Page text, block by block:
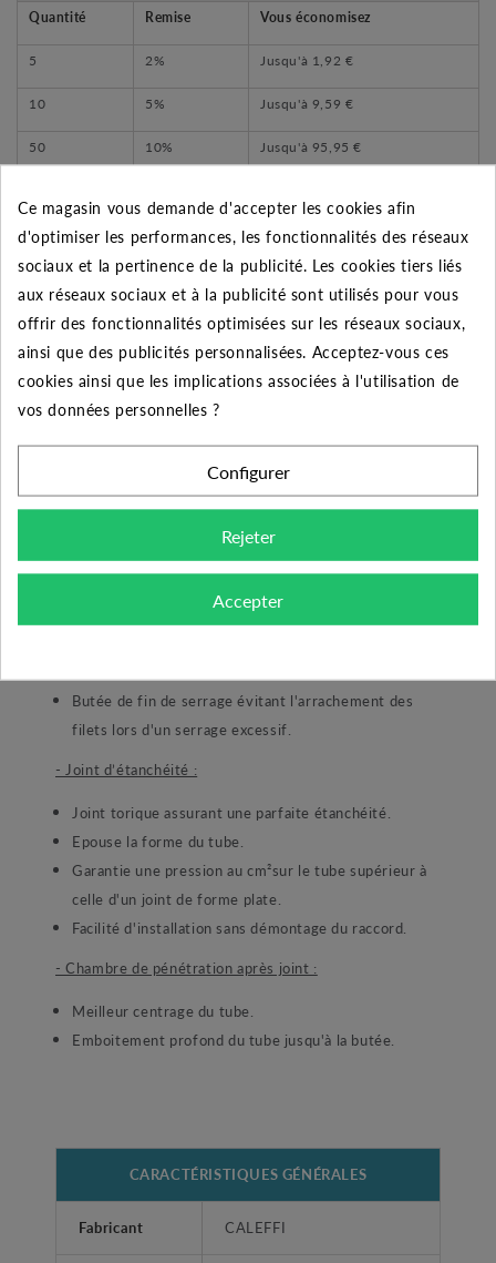
Quantité Remise Vous économisez
5 2% Jusqu'à 1,92 €
10 5% Jusqu'à 9,59 €
50 10% Jusqu'à 95,95 €
DESCRIPTION DU PRODUIT
- Bague d'accroche du tube :
Renforcée avec 3 crantages usinés pour une
meilleure accroche.
Profil étudié pour faciliter la pénétration du tube et
éviter son arrachement.
Meilleure amplitude de serrage grâce à une
ouverture importante de la bague.
- Ecrou de serrage laiton matricé :
Filetage fin métrique.
Butée de fin de serrage évitant l'arrachement des
filets lors d'un serrage excessif.
- Joint d’étanchéité :
Joint torique assurant une parfaite étanchéité.
Epouse la forme du tube.
Garantie une pression au cm²sur le tube supérieur à
celle d'un joint de forme plate.
Facilité d'installation sans démontage du raccord.
- Chambre de pénétration après joint :
Meilleur centrage du tube.
Emboitement profond du tube jusqu'à la butée.
CARACTÉRISTIQUES GÉNÉRALES
Fabricant CALEFFI
Ce magasin vous demande d'accepter les cookies afin
d'optimiser les performances, les fonctionnalités des réseaux
sociaux et la pertinence de la publicité. Les cookies tiers liés
aux réseaux sociaux et à la publicité sont utilisés pour vous
offrir des fonctionnalités optimisées sur les réseaux sociaux,
ainsi que des publicités personnalisées. Acceptez-vous ces
cookies ainsi que les implications associées à l'utilisation de
vos données personnelles ?
Configurer
Rejeter
Accepter